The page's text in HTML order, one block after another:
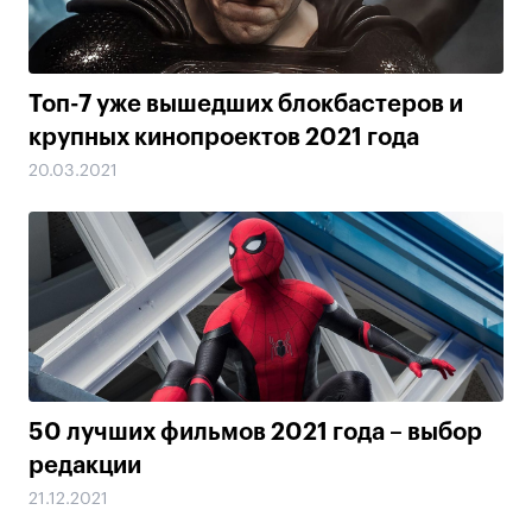
Топ-7 уже вышедших блокбастеров и
крупных кинопроектов 2021 года
20.03.2021
50 лучших фильмов 2021 года – выбор
редакции
21.12.2021